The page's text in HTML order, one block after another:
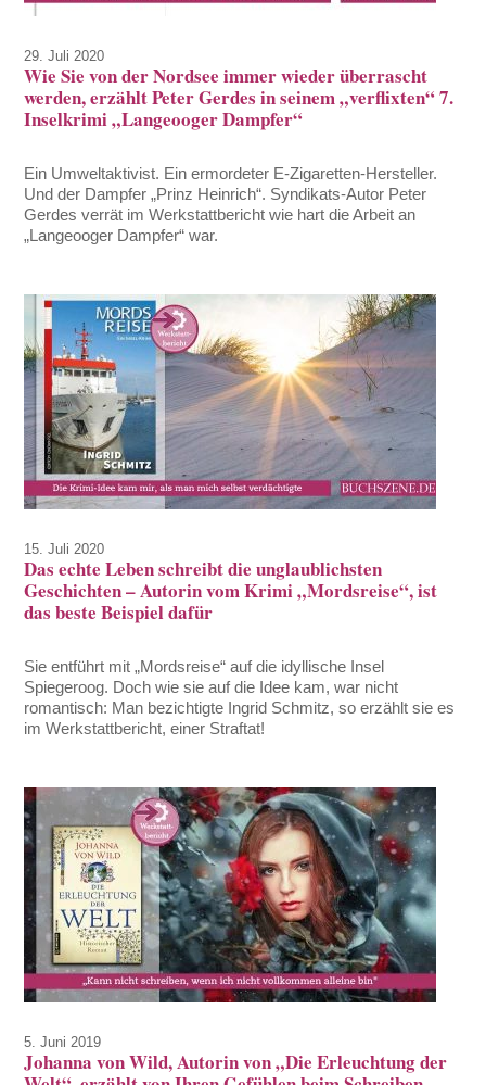
29. Juli 2020
Wie Sie von der Nordsee immer wieder überrascht
werden, erzählt Peter Gerdes in seinem „verflixten“ 7.
Inselkrimi „Langeooger Dampfer“
Ein Umweltaktivist. Ein ermordeter E-Zigaretten-Hersteller.
Und der Dampfer „Prinz Heinrich“. Syndikats-Autor Peter
Gerdes verrät im Werkstattbericht wie hart die Arbeit an
„Langeooger Dampfer“ war.
15. Juli 2020
Das echte Leben schreibt die unglaublichsten
Geschichten – Autorin vom Krimi „Mordsreise“, ist
das beste Beispiel dafür
Sie entführt mit „Mordsreise“ auf die idyllische Insel
Spiegeroog. Doch wie sie auf die Idee kam, war nicht
romantisch: Man bezichtigte Ingrid Schmitz, so erzählt sie es
im Werkstattbericht, einer Straftat!
5. Juni 2019
Johanna von Wild, Autorin von „Die Erleuchtung der